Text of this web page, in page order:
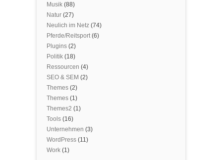
Musik (88)
Natur (27)
Neulich im Netz (74)
Pferde/Reitsport(6)
Plugins (2)
Politik (18)
Ressourcen (4)
SEO & SEM (2)
Themes (2)
Themes (1)
Themes2 (1)
Tools (16)
Unternehmen (3)
WordPress (11)
Work (1)